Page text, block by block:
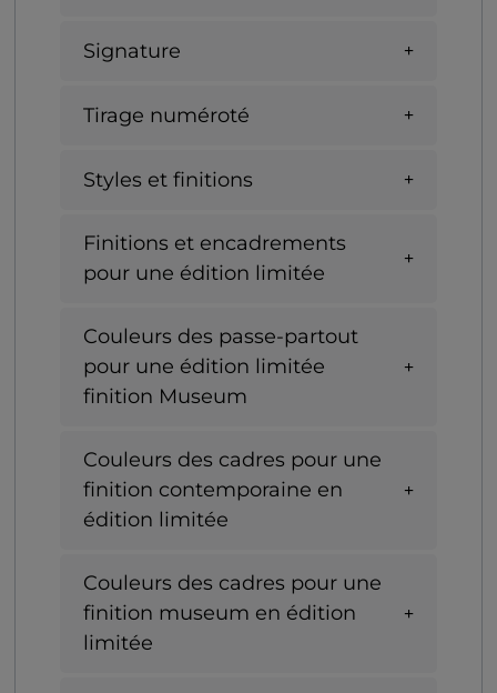
Signature
Tirage numéroté
Styles et finitions
Finitions et encadrements
pour une édition limitée
Couleurs des passe-partout
pour une édition limitée
finition Museum
Couleurs des cadres pour une
finition contemporaine en
édition limitée
Couleurs des cadres pour une
finition museum en édition
limitée